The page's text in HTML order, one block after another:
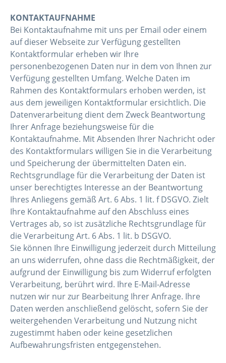
KONTAKTAUFNAHME
Bei Kontaktaufnahme mit uns per Email oder einem
auf dieser Webseite zur Verfügung gestellten
Kontaktformular erheben wir Ihre
personenbezogenen Daten nur in dem von Ihnen zur
Verfügung gestellten Umfang. Welche Daten im
Rahmen des Kontaktformulars erhoben werden, ist
aus dem jeweiligen Kontaktformular ersichtlich. Die
Datenverarbeitung dient dem Zweck Beantwortung
Ihrer Anfrage beziehungsweise für die
Kontaktaufnahme. Mit Absenden Ihrer Nachricht oder
des Kontaktformulars willigen Sie in die Verarbeitung
und Speicherung der übermittelten Daten ein.
Rechtsgrundlage für die Verarbeitung der Daten ist
unser berechtigtes Interesse an der Beantwortung
Ihres Anliegens gemäß Art. 6 Abs. 1 lit. f DSGVO. Zielt
Ihre Kontaktaufnahme auf den Abschluss eines
Vertrages ab, so ist zusätzliche Rechtsgrundlage für
die Verarbeitung Art. 6 Abs. 1 lit. b DSGVO.
Sie können Ihre Einwilligung jederzeit durch Mitteilung
an uns widerrufen, ohne dass die Rechtmäßigkeit, der
aufgrund der Einwilligung bis zum Widerruf erfolgten
Verarbeitung, berührt wird. Ihre E-Mail-Adresse
nutzen wir nur zur Bearbeitung Ihrer Anfrage. Ihre
Daten werden anschließend gelöscht, sofern Sie der
weitergehenden Verarbeitung und Nutzung nicht
zugestimmt haben oder keine gesetzlichen
Aufbewahrungsfristen entgegenstehen.